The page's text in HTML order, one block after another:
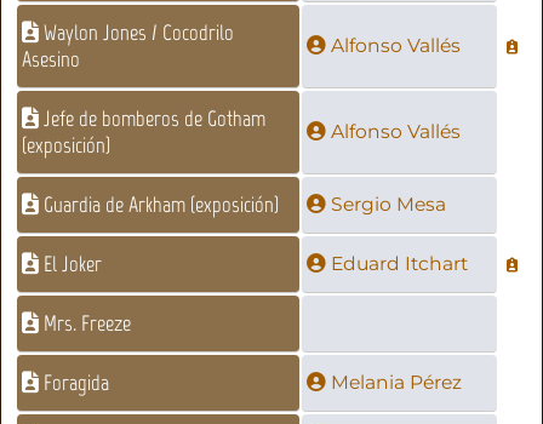
Waylon Jones / Cocodrilo
Asesino
Alfonso Vallés
Jefe de bomberos de Gotham
(exposición)
Alfonso Vallés
Guardia de Arkham (exposición) Sergio Mesa
El Joker Eduard Itchart
Mrs. Freeze
Foragida Melania Pérez